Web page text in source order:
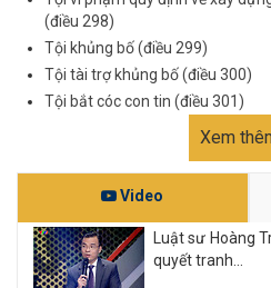
(điều 298)
Tội khủng bố (điều 299)
Tội tài trợ khủng bố (điều 300)
Tội bắt cóc con tin (điều 301)
Xem
Video
Luật sư Hoàng
quyết tranh...